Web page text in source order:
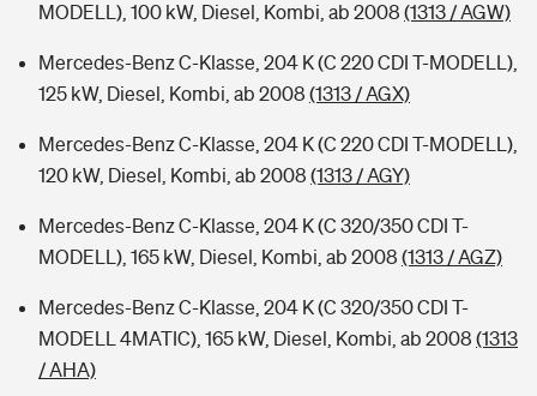
MODELL), 100 kW, Diesel, Kombi, ab 2008 (1313 / AGW)
Mercedes-Benz C-Klasse, 204 K (C 220 CDI T-MODELL),
125 kW, Diesel, Kombi, ab 2008 (1313 / AGX)
Mercedes-Benz C-Klasse, 204 K (C 220 CDI T-MODELL),
120 kW, Diesel, Kombi, ab 2008 (1313 / AGY)
Mercedes-Benz C-Klasse, 204 K (C 320/350 CDI T-
MODELL), 165 kW, Diesel, Kombi, ab 2008 (1313 / AGZ)
Mercedes-Benz C-Klasse, 204 K (C 320/350 CDI T-
MODELL 4MATIC), 165 kW, Diesel, Kombi, ab 2008 (1313
/ AHA)